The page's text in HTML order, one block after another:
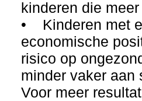
kinderen die
• Kinderen met
economische
risico op
minder vaker aan
Voor meer